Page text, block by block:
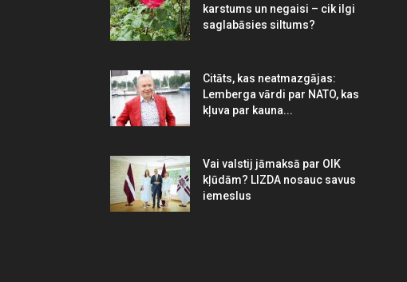
karstums un negaisi – cik ilgi
saglabāsies siltums?
Citāts, kas neatmazgājas:
Lemberga vārdi par NATO, kas
kļuva par kauna...
Vai valstij jāmaksā par OIK
kļūdām? LIZDA nosauc savus
iemeslus